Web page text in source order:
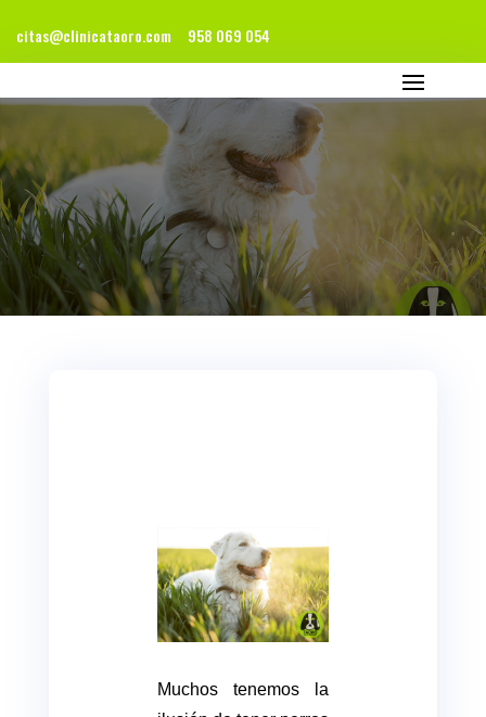
citas@clinicataoro.com 958 069 054
Muchos tenemos la